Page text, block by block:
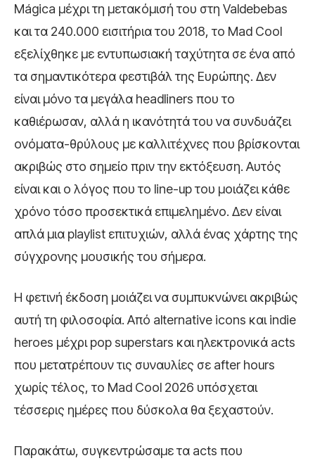
Mágica μέχρι τη μετακόμισή του στη Valdebebas
και τα 240.000 εισιτήρια του 2018, το Mad Cool
εξελίχθηκε με εντυπωσιακή ταχύτητα σε ένα από
τα σημαντικότερα φεστιβάλ της Ευρώπης. Δεν
είναι μόνο τα μεγάλα headliners που το
καθιέρωσαν, αλλά η ικανότητά του να συνδυάζει
ονόματα-θρύλους με καλλιτέχνες που βρίσκονται
ακριβώς στο σημείο πριν την εκτόξευση. Αυτός
είναι και ο λόγος που το line-up του μοιάζει κάθε
χρόνο τόσο προσεκτικά επιμελημένο. Δεν είναι
απλά μια playlist επιτυχιών, αλλά ένας χάρτης της
σύγχρονης μουσικής του σήμερα.
Η φετινή έκδοση μοιάζει να συμπυκνώνει ακριβώς
αυτή τη φιλοσοφία. Από alternative icons και indie
heroes μέχρι pop superstars και ηλεκτρονικά acts
που μετατρέπουν τις συναυλίες σε after hours
χωρίς τέλος, το Mad Cool 2026 υπόσχεται
τέσσερις ημέρες που δύσκολα θα ξεχαστούν.
Παρακάτω, συγκεντρώσαμε τα acts που